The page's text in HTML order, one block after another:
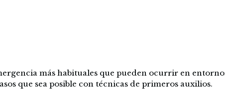
más habituales que pueden ocurrir en
que sea posible con técnicas de primeros auxilios.